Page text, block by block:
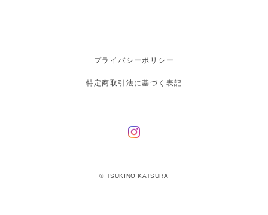
プライバシーポリシー
特定商取引法に基づく表記
© TSUKINO KATSURA